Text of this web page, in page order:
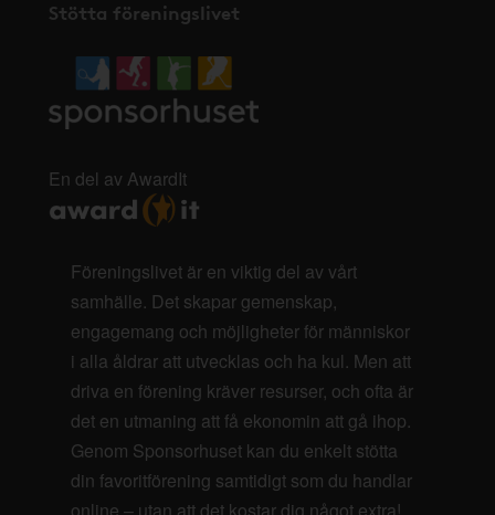
Stötta föreningslivet
En del av AwardIt
Föreningslivet är en viktig del av vårt
samhälle. Det skapar gemenskap,
engagemang och möjligheter för människor
i alla åldrar att utvecklas och ha kul. Men att
driva en förening kräver resurser, och ofta är
det en utmaning att få ekonomin att gå ihop.
Genom Sponsorhuset kan du enkelt stötta
din favoritförening samtidigt som du handlar